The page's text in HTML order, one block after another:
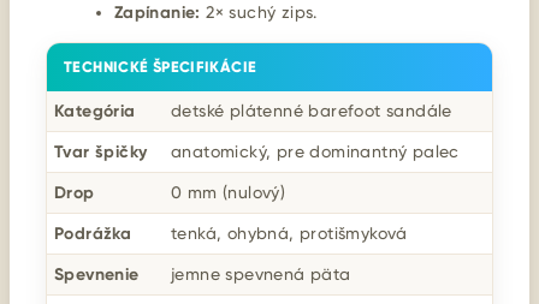
Zapínanie: 2× suchý zips.
TECHNICKÉ ŠPECIFIKÁCIE
Kategória detské plátenné barefoot sandále
Tvar špičky anatomický, pre dominantný palec
Drop 0 mm (nulový)
Podrážka tenká, ohybná, protišmyková
Spevnenie jemne spevnená päta